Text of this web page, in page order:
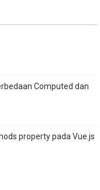
Computed dan
property pada Vue.js